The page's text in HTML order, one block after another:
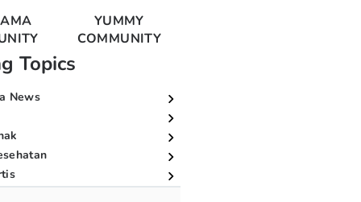
YUMMY
COMMUNITY
Topics
News